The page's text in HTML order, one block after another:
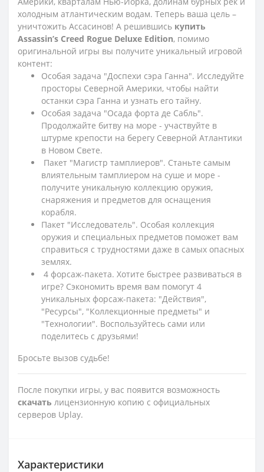
холодным атлантическим водам. Теперь ваша цель –
уничтожить Ассасинов! А решившись купить
Assassin’s Creed Rogue Deluxe Edition, помимо
оригинальной игры вы получите уникальный игровой
контент:
Особая задача "Доспехи сэра Ганна". Исследуйте
просторы Северной Америки, чтобы найти
останки сэра Ганна и узнать его тайну.
Особая задача "Осада форта де Сабль".
Продолжайте битву на море - участвуйте в
штурме крепости на берегу Северной Атлантики
в Новом Свете.
Пакет "Магистр тамплиеров". Станьте самым
влиятельным тамплиером на суше и море -
получите уникальную коллекцию оружия,
снаряжения и предметов для оснащения
корабля.
Пакет "Исследователь". Особая коллекция
оружия и специальных предметов поможет вам
справиться с трудностями даже в самых опасных
землях.
4 форсаж-пакета. Хотите быстрее развиваться в
игре? Сэкономить время вам помогут 4
уникальных форсаж-пакета: "Действия",
"Ресурсы", "Коллекционные предметы" и
"Технологии". Воспользуйтесь сами или
поделитесь с друзьями!
Бросьте вызов судьбе!
После покупки игры, у вас появится возможность
скачать лицензионную копию с официальных
серверов Uplay.
Характеристики